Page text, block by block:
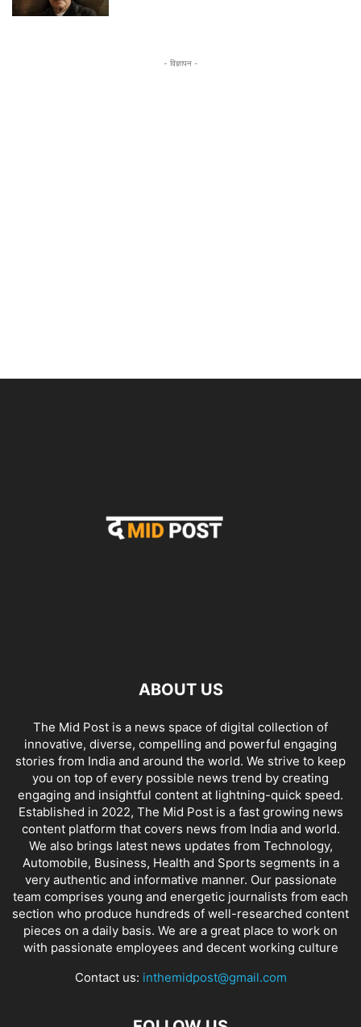
- विज्ञापन -
ABOUT US
The Mid Post is a news space of digital collection of
innovative, diverse, compelling and powerful engaging
stories from India and around the world. We strive to keep
you on top of every possible news trend by creating
engaging and insightful content at lightning-quick speed.
Established in 2022, The Mid Post is a fast growing news
content platform that covers news from India and world.
We also brings latest news updates from Technology,
Automobile, Business, Health and Sports segments in a
very authentic and informative manner. Our passionate
team comprises young and energetic journalists from each
section who produce hundreds of well-researched content
pieces on a daily basis. We are a great place to work on
with passionate employees and decent working culture
Contact us: inthemidpost@gmail.com